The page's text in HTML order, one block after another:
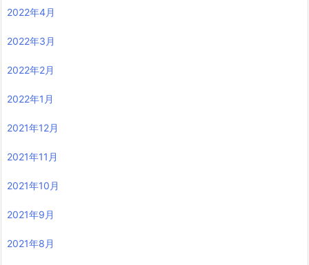
2022年4月
2022年3月
2022年2月
2022年1月
2021年12月
2021年11月
2021年10月
2021年9月
2021年8月